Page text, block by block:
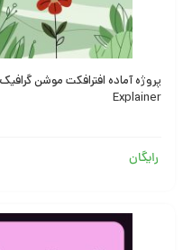
Explainer
رایگان